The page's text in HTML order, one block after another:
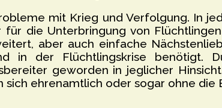
mit Krieg und Verfolgung. In
die Unterbringung von
aber auch einfache
in der Flüchtlingskrise benötigt.
geworden in jeglicher
ehrenamtlich oder sogar ohne die